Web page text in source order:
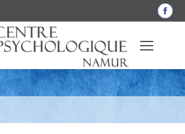
La
une
les signaux d’une amitié
déséquilibrée